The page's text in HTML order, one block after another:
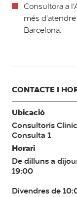
Consultora a
més
Barcelona.
CONTACTE I
Ubicació
Consultoris
Consulta 1
Horari
De dilluns a
19:00
Divendres de